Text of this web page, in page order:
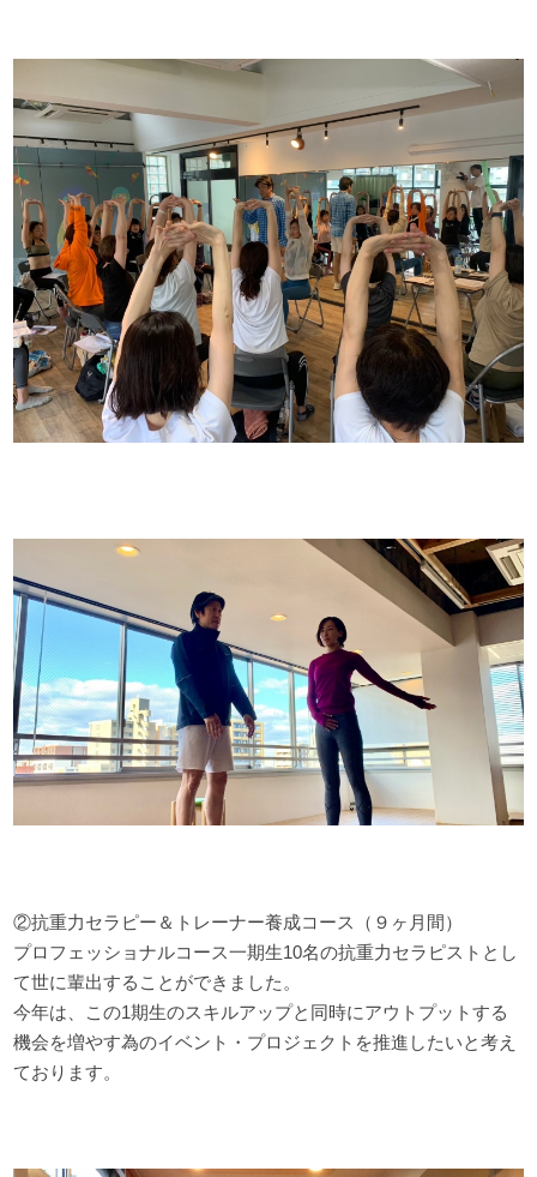
②抗重力セラピー＆トレーナー養成コース（９ヶ月間）
プロフェッショナルコース一期生10名の抗重力セラピストとし
て世に輩出することができました。
今年は、この1期生のスキルアップと同時にアウトプットする
機会を増やす為のイベント・プロジェクトを推進したいと考え
ております。